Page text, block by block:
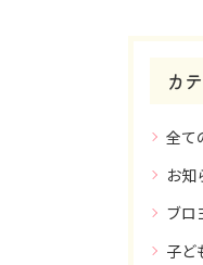
カ
全て
お知
ブロ
子ど